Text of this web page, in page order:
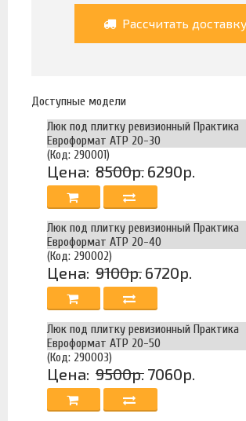
Рассчитать доставку
Доступные модели
Люк под плитку ревизионный Практика
Евроформат АТР 20-30
(Код: 290001)
Цена: 8500р. 6290р.
Люк под плитку ревизионный Практика
Евроформат АТР 20-40
(Код: 290002)
Цена: 9100р. 6720р.
Люк под плитку ревизионный Практика
Евроформат АТР 20-50
(Код: 290003)
Цена: 9500р. 7060р.